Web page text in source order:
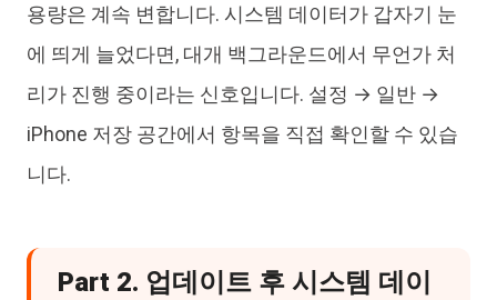
용량은 계속 변합니다. 시스템 데이터가 갑자기 눈
에 띄게 늘었다면, 대개 백그라운드에서 무언가 처
리가 진행 중이라는 신호입니다. 설정 → 일반 →
iPhone 저장 공간에서 항목을 직접 확인할 수 있습
니다.
Part 2. 업데이트 후 시스템 데이